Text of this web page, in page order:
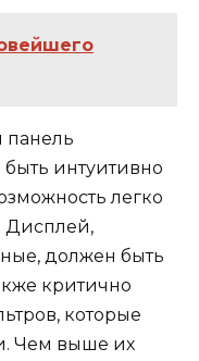
панель
интуитивно
легко
Дисплей,
должен быть
критично
которые
Чем выше их